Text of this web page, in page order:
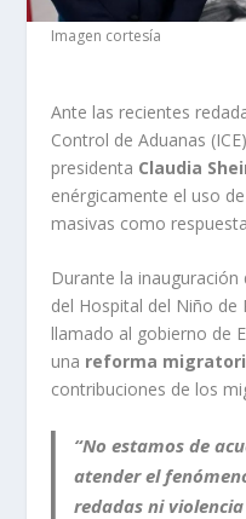
Imagen cortesía
Ante las recientes
Control de Aduanas
presidenta Claudia
enérgicamente el uso
masivas como
Durante la
del Hospital del Niño de
llamado al gobierno de
una reforma
contribuciones de los
“No estamos de
atender el
redadas ni